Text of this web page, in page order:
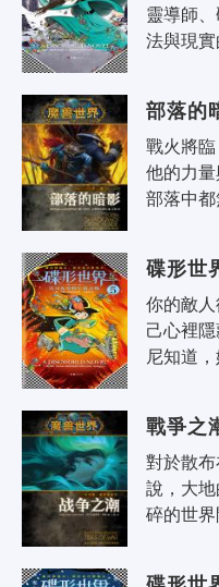
靈導師
法與現
部落的
戰火將臨
他的力
部落中
碟形世
你的敵
己心裡
尼知道
戰爭之
對於散
說，大
碎的世